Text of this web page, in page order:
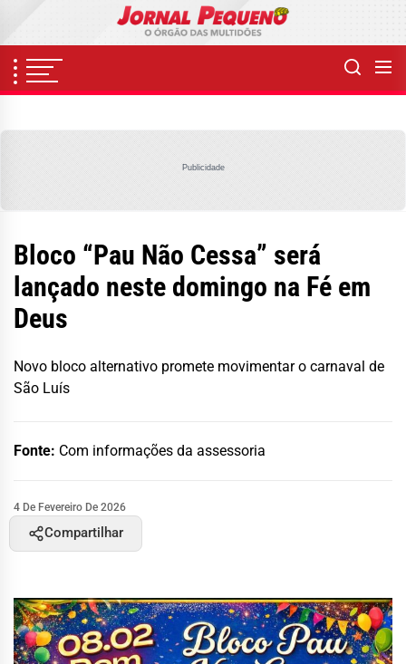
content
Publicidade
Bloco “Pau Não Cessa” será
lançado neste domingo na Fé em
Deus
Novo bloco alternativo promete movimentar o carnaval de
São Luís
Fonte: Com informações da assessoria
4 De Fevereiro De 2026
Compartilhar